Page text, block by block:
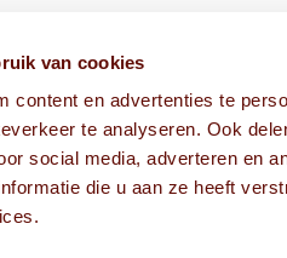
van cookies
content en advertenties te
te analyseren. Ook
social media, adverteren en
die u aan ze heeft
HIER VIND JE ONS
Fabriekstraat 1A
5038 EM Tilburg